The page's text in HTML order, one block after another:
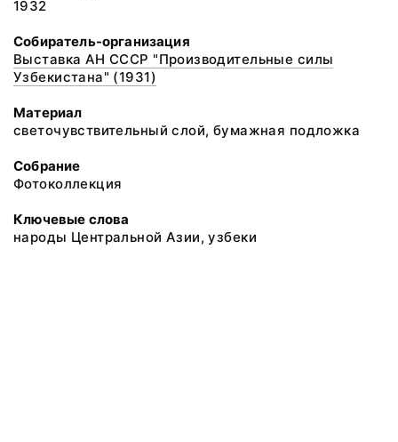
1932
Собиратель-организация
Выставка АН СССР "Производительные силы
Узбекистана" (1931)
Материал
светочувствительный слой, бумажная подложка
Собрание
Фотоколлекция
Ключевые слова
народы Центральной Азии, узбеки